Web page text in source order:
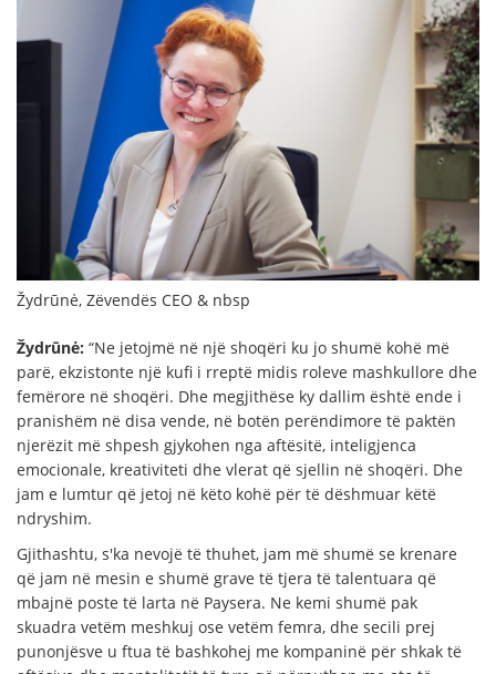
Žydrūnė, Zëvendës CEO & nbsp
Žydrūnė: “Ne jetojmë në një shoqëri ku jo shumë kohë më
parë, ekzistonte një kufi i rreptë midis roleve mashkullore dhe
femërore në shoqëri. Dhe megjithëse ky dallim është ende i
pranishëm në disa vende, në botën perëndimore të paktën
njerëzit më shpesh gjykohen nga aftësitë, inteligjenca
emocionale, kreativiteti dhe vlerat që sjellin në shoqëri. Dhe
jam e lumtur që jetoj në këto kohë për të dëshmuar këtë
ndryshim.
Gjithashtu, s'ka nevojë të thuhet, jam më shumë se krenare
që jam në mesin e shumë grave të tjera të talentuara që
mbajnë poste të larta në Paysera. Ne kemi shumë pak
skuadra vetëm meshkuj ose vetëm femra, dhe secili prej
punonjësve u ftua të bashkohej me kompaninë për shkak të